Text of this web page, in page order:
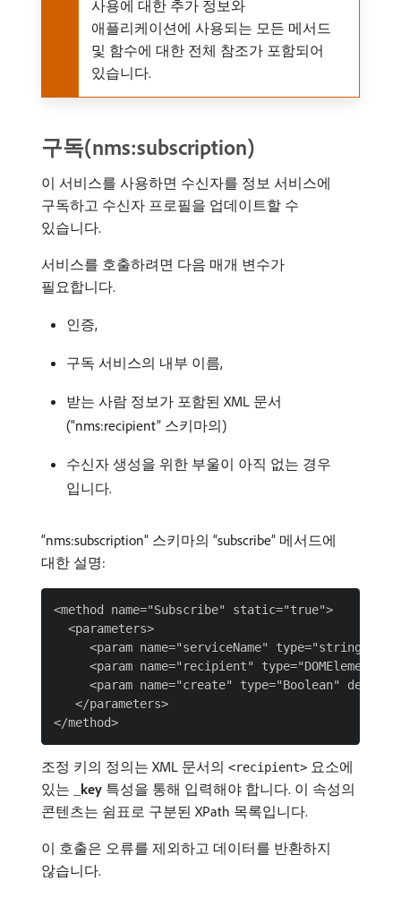
사용에 대한 추가 정보와
애플리케이션에 사용되는 모든 메서드
및 함수에 대한 전체 참조가 포함되어
있습니다.
구독(nms:subscription)
이 서비스를 사용하면 수신자를 정보 서비스에
구독하고 수신자 프로필을 업데이트할 수
있습니다.
서비스를 호출하려면 다음 매개 변수가
필요합니다.
인증,
구독 서비스의 내부 이름,
받는 사람 정보가 포함된 XML 문서
(“nms:recipient” 스키마의)
수신자 생성을 위한 부울이 아직 없는 경우
입니다.
“nms:subscription” 스키마의 “subscribe” 메서드에
대한 설명:
<method name="Subscribe" static="true">
  <parameters>
<param name="serviceName" type="string"
<param name="recipient" type="DOMElement"
<param name="create" type="Boolean"
   </parameters>
조정 키의 정의는 XML 문서의 <recipient> 요소에
있는 _​ key 특성을 통해 입력해야 합니다. 이 속성의
콘텐츠는 쉼표로 구분된 XPath 목록입니다.
이 호출은 오류를 제외하고 데이터를 반환하지
않습니다.